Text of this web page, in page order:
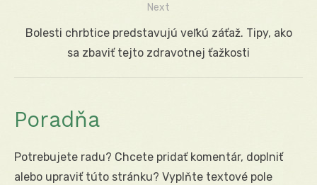
Next
Next
Bolesti chrbtice predstavujú veľkú záťaž. Tipy, ako
sa zbaviť tejto zdravotnej ťažkosti
Poradňa
Potrebujete radu? Chcete pridať komentár, doplniť
alebo upraviť túto stránku? Vyplňte textové pole